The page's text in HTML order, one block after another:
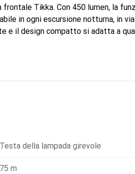
Tikka. Con 450 lumen, la
in ogni escursione notturna, in
e il design compatto si adatta a
fornita con la batteria ricaricabile
Testa della lampada girevole
75 m